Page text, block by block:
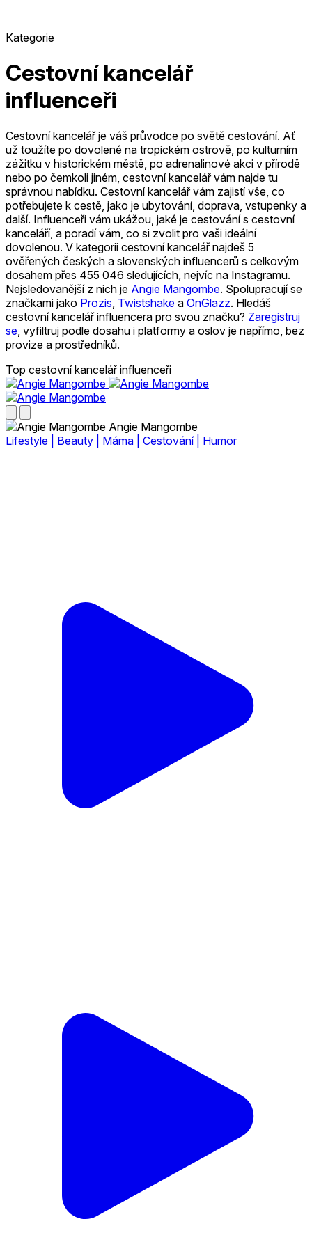
Kategorie
Cestovní kancelář
influenceři
Cestovní kancelář je váš průvodce po světě cestování. Ať
už toužíte po dovolené na tropickém ostrově, po kulturním
zážitku v historickém městě, po adrenalinové akci v přírodě
nebo po čemkoli jiném, cestovní kancelář vám najde tu
správnou nabídku. Cestovní kancelář vám zajistí vše, co
potřebujete k cestě, jako je ubytování, doprava, vstupenky a
další. Influenceři vám ukážou, jaké je cestování s cestovní
kanceláří, a poradí vám, co si zvolit pro vaši ideální
dovolenou. V kategorii cestovní kancelář najdeš 5
ověřených českých a slovenských influencerů s celkovým
dosahem přes 455 046 sledujících, nejvíc na Instagramu.
Nejsledovanější z nich je Angie Mangombe. Spolupracují se
značkami jako Prozis Twistshake a OnGlazz. Hledáš
cestovní kancelář influencera pro svou značku? Zaregistruj
se , vyfiltruj podle dosahu i platformy a oslov je napřímo, bez
provize a prostředníků.
Top cestovní kancelář influenceři
Angie Mangombe
Lifestyle | Beauty | Máma | Cestování | Humor